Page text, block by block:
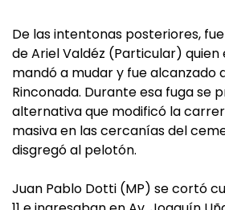
De las intentonas posteriores,
de Ariel Valdéz (Particular)
mandó a mudar y fue alcanzado
Rinconada. Durante esa fuga se
alternativa que modificó la
masiva en las cercanías del
disgregó al pelotón.
Juan Pablo Dotti (MP) se cortó